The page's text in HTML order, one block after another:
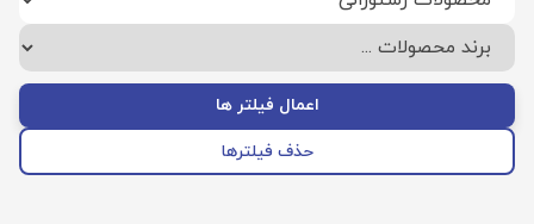
اعمال فیلتر ها
حذف فیلترها